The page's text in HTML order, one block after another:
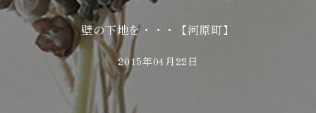
壁の下地を・・・【河原町】
2015年04月22日